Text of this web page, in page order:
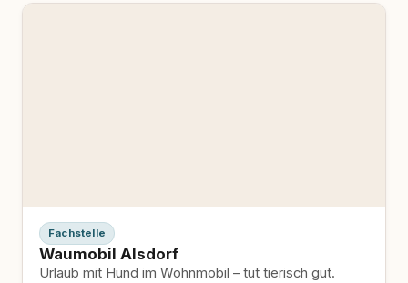
Fachstelle
Waumobil Alsdorf
Urlaub mit Hund im Wohnmobil – tut tierisch gut.